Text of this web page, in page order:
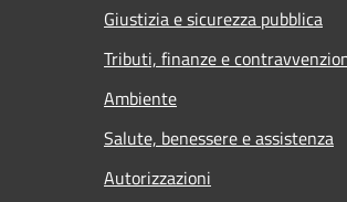
Giustizia e sicurezza pubblica
Tributi, finanze e
Ambiente
Salute, benessere e assistenza
Autorizzazioni